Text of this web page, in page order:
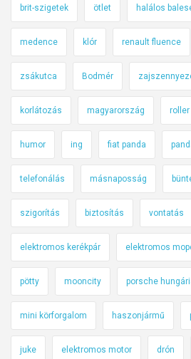
brit-szigetek ötlet halálos
medence klór renault fluence
zsákutca Bodmér
korlátozás magyarország roller
humor ing fiat panda
telefonálás másnaposság
szigorítás biztosítás vontatás
elektromos kerékpár elektromos
pötty mooncity porsche
mini körforgalom haszonjármű
juke elektromos motor drón